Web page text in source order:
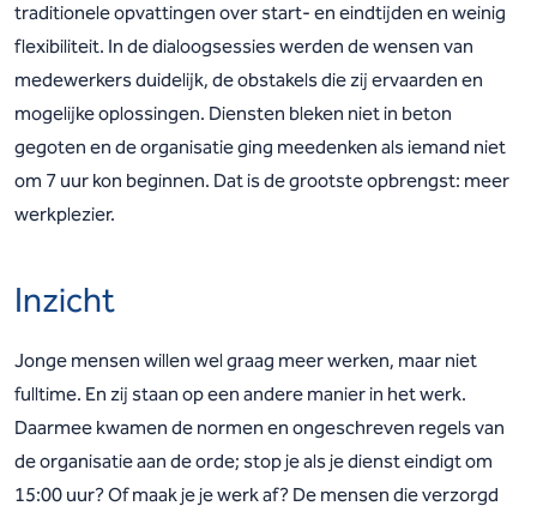
traditionele opvattingen over start- en eindtijden en weinig
flexibiliteit. In de dialoogsessies werden de wensen van
medewerkers duidelijk, de obstakels die zij ervaarden en
mogelijke oplossingen. Diensten bleken niet in beton
gegoten en de organisatie ging meedenken als iemand niet
om 7 uur kon beginnen. Dat is de grootste opbrengst: meer
werkplezier.
Inzicht
Jonge mensen willen wel graag meer werken, maar niet
fulltime. En zij staan op een andere manier in het werk.
Daarmee kwamen de normen en ongeschreven regels van
de organisatie aan de orde; stop je als je dienst eindigt om
15:00 uur? Of maak je je werk af? De mensen die verzorgd